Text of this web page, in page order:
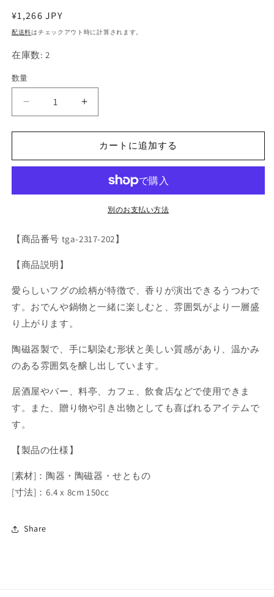
を
開
通
常
格
¥1,266 JPY
配送料はチェックアウト時に計算されます。
在庫数: 2
数量
ひ
酒
量
減
ら
す
う
ひ
酒
量
や
す
カートに追加する
別のお支払い方法
【商品番号 tga-2317-202】
【商品説明】
愛らしいフグの絵柄が特徴で、香りが演出できるうつわで
す。おでんや鍋物と一緒に楽しむと、雰囲気がより一層盛
り上がります。
陶磁器製で、手に馴染む形状と美しい質感があり、温かみ
のある雰囲気を醸し出しています。
居酒屋やバー、料亭、カフェ、飲食店などで使用できま
す。また、贈り物や引き出物としても喜ばれるアイテムで
す。
【製品の仕様】
[素材]：陶器・陶磁器・せともの
[寸法]：6.4 x 8cm 150cc
Share